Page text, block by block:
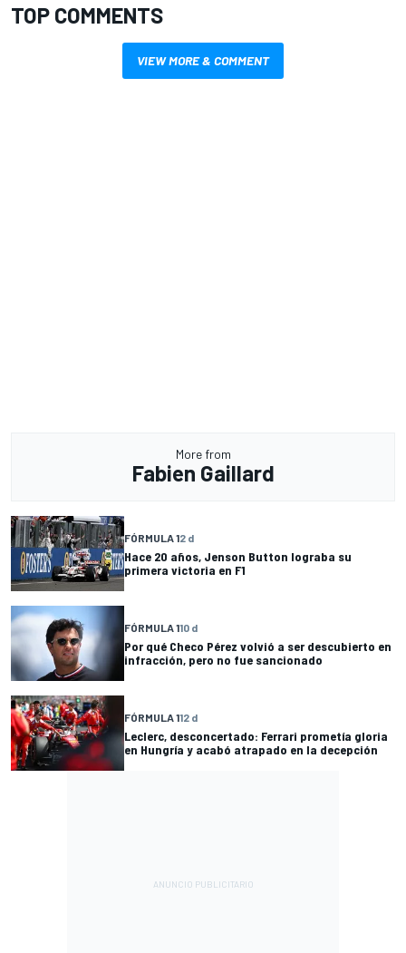
TOP COMMENTS
VIEW MORE & COMMENT
More from
Fabien Gaillard
FÓRMULA 12 d
Hace 20 años, Jenson Button lograba su
primera victoria en F1
FÓRMULA 110 d
Por qué Checo Pérez volvió a ser descubierto en
infracción, pero no fue sancionado
FÓRMULA 112 d
Leclerc, desconcertado: Ferrari prometía gloria
en Hungría y acabó atrapado en la decepción